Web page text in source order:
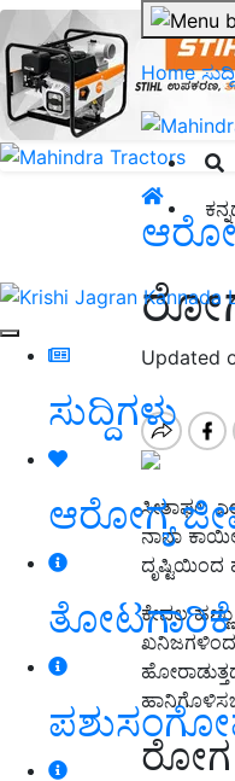
Home
ಸುದ್ದಿಗಳು
ಆರೋಗ್ಯ
ತೋಟಗಾರಿಕೆ
Updated
ಸೀತಾಫಲ
ನಾನಾ
ದೃಷ್ಟಿಯಿಂದ
ಕೇವಲ
ಖನಿಜಗಳಿಂದ
ರೋಗ